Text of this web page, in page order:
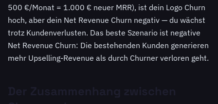
500 €/Monat = 1.000 € neuer MRR), ist dein Logo Churn
hoch, aber dein Net Revenue Churn negativ — du wächst
trotz Kundenverlusten. Das beste Szenario ist negative
Net Revenue Churn: Die bestehenden Kunden generieren
mehr Upselling-Revenue als durch Churner verloren geht.